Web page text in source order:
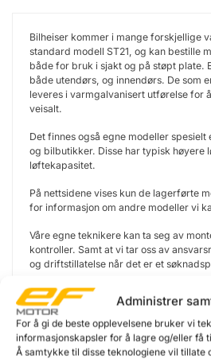
Administrer
For å gi de beste opplevelsene bruker vi
informasjonskapsler for å lagre og/eller få
Å samtykke til disse teknologiene vil tillate
Bilheiser kommer i mange forskjellige
standard modell ST21, og kan bestille
både for bruk i sjakt og på støpt plate.
både utendørs, og innendørs. De som
leveres i varmgalvanisert utførelse for
veisalt.
Det finnes også egne modeller
og bilbutikker. Disse har typisk høyere
løftekapasitet.
På nettsidene vises kun de lagerførte
for informasjon om andre modeller vi
Våre egne teknikere kan ta seg av
kontroller. Samt at vi tar oss av
og driftstillatelse når det er et
Se mer påEFbilheis.no